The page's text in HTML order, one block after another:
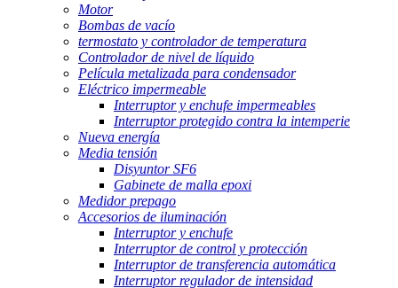
Motor
Bombas de vacío
termostato y controlador de temperatura
Controlador de nivel de líquido
Película metalizada para condensador
Eléctrico impermeable
Interruptor y enchufe impermeables
Interruptor protegido contra la intemperie
Nueva energía
Media tensión
Disyuntor SF6
Gabinete de malla epoxi
Medidor prepago
Accesorios de iluminación
Interruptor y enchufe
Interruptor de control y protección
Interruptor de transferencia automática
Interruptor regulador de intensidad